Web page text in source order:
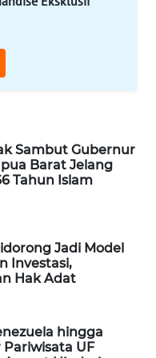
Sambut Gubernur
Barat Jelang
Tahun Islam
Jadi Model
Investasi,
Hak Adat
hingga
Pariwisata UF